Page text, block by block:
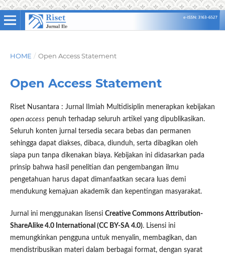
HOME / Open Access Statement
Open Access Statement
Riset Nusantara : Jurnal Ilmiah Multidisiplin menerapkan kebijakan
open access penuh terhadap seluruh artikel yang dipublikasikan.
Seluruh konten jurnal tersedia secara bebas dan permanen
sehingga dapat diakses, dibaca, diunduh, serta dibagikan oleh
siapa pun tanpa dikenakan biaya. Kebijakan ini didasarkan pada
prinsip bahwa hasil penelitian dan pengembangan ilmu
pengetahuan harus dapat dimanfaatkan secara luas demi
mendukung kemajuan akademik dan kepentingan masyarakat.
Jurnal ini menggunakan lisensi Creative Commons Attribution-
ShareAlike 4.0 International (CC BY-SA 4.0). Lisensi ini
memungkinkan pengguna untuk menyalin, membagikan, dan
mendistribusikan materi dalam berbagai format, dengan syarat